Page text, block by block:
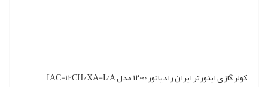
کولر گازی اینورتر ایران رادیاتور ۱۲۰۰۰ مدل IAC-12CH/XA-I/A